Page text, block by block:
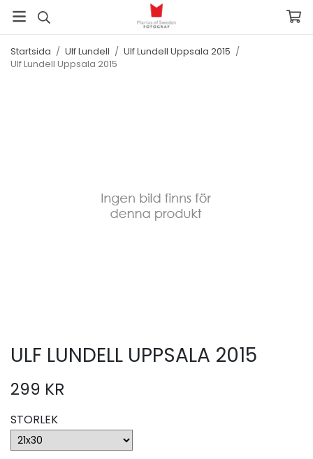
Startsida / Ulf Lundell / Ulf Lundell Uppsala 2015 /
Ulf Lundell Uppsala 2015
ULF LUNDELL UPPSALA 2015
299 KR
STORLEK